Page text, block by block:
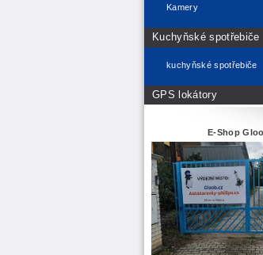
Kamery
Kuchyňské spotřebiče
kuchyňské spotřebiče
GPS lokátory
E-Shop